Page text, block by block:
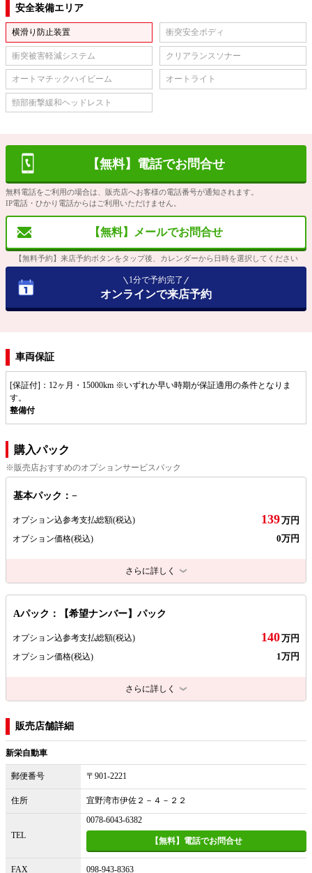
安全装備エリア
横滑り防止装置 衝突安全ボディ
衝突被害軽減システム クリアランスソナー
オートマチックハイビーム オートライト
頸部衝撃緩和ヘッドレスト
【無料】電話でお問合せ
無料電話をご利用の場合は、販売店へお客様の電話番号が通知されます。
IP電話・ひかり電話からはご利用いただけません。
【無料】メールでお問合せ
【無料予約】来店予約ボタンをタップ後、カレンダーから日時を選択してください
1分で予約完了
オンラインで来店予約
車両保証
[保証付]：12ヶ月・15000km ※いずれか早い時期が保証適用の条件となりま
す。
整備付
購入パック
※販売店おすすめのオプションサービスパック
基本パック：−
オプション込参考支払総額(税込) 139万円
オプション価格(税込) 0万円
さらに詳しく
Aパック：【希望ナンバー】パック
オプション込参考支払総額(税込) 140万円
オプション価格(税込) 1万円
さらに詳しく
販売店舗詳細
新栄自動車
郵便番号 〒901-2221
住所 宜野湾市伊佐２－４－２２
TEL
0078-6043-6382
【無料】電話でお問合せ
FAX 098-943-8363